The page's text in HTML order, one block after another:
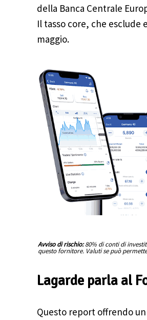
della Banca Centrale
Il tasso core, che esclude
maggio.
Avviso di rischio:80% di conti di
questo fornitore. Valuti se può
Lagarde parla al
Questo report offrendo